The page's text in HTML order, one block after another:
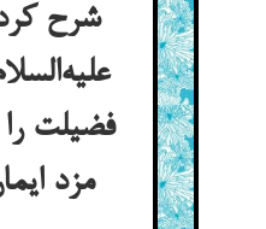
شرح
فضیلت
مزد